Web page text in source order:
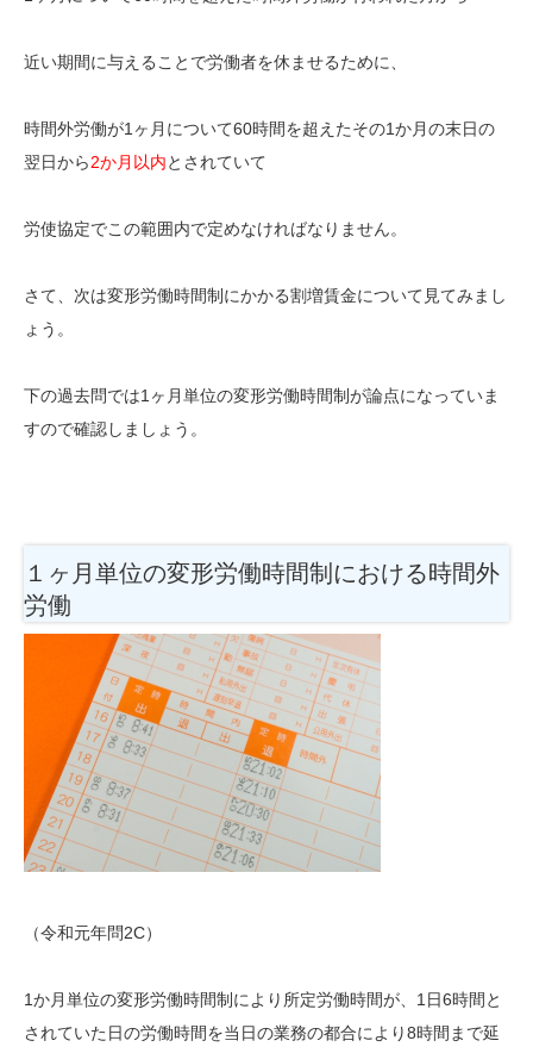
近い期間に与えることで労働者を休ませるために、
時間外労働が1ヶ月 について60時間を超えたその1か月の末日の
翌日から2か月以内とされていて
労使協定でこの範囲内で定めなければなりません。
さて、次は変形労働時間制にかかる割増賃金について見てみまし
ょう。
下の過去問では1ヶ月単位の変形労働時間制が論点になっていま
すので確認しましょう。
１ヶ月単位の変形労働時間制における時間外
労働
（令和元年問2C）
1か月単位の変形労働時間制により所定労働時間が、1日6時間と
されていた日の労働時間を当日の業務の都合により8時間まで延